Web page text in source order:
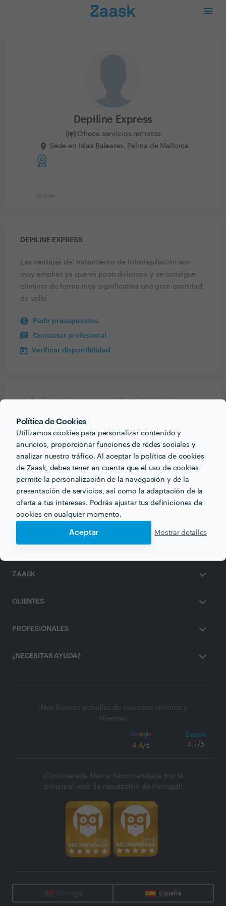
Política de Cookies
Utilizamos cookies para personalizar contenido y
anuncios, proporcionar funciones de redes sociales y
analizar nuestro tráfico. Al aceptar la política de cookies
de Zaask, debes tener en cuenta que el uso de cookies
permite la personalización de la navegación y de la
presentación de servicios, así como la adaptación de la
oferta a tus intereses. Podrás ajustar tus definiciones de
cookies en cualquier momento.
Aceptar Mostrar detalles
Depiline Express
Ofrece servicios remotos
Sede en Islas Baleares, Palma de Mallorca
Sobre
DEPILINE EXPRESS
Las ventajas del tratamiento de fotodepilación son
muy amplias ya que es poco doloroso y se consigue
eliminar de forma muy significativa una gran cantidad
de vello.
Pedir presupuestos
Contactar profesional
Verificar disponibilidad
Otros servicios proporcionados por
Depilación con Hilo en palma-de-mallorca
ZAASK
CLIENTES
PROFESIONALES
¿NECESITAS AYUDA?
¡Nos llueven estrellas de nuestros clientes y
clientas!
4.4/5 4.7/5
¡Considerada Marca Recomendada por la
principal web de reputación de Portugal!
Portugal España